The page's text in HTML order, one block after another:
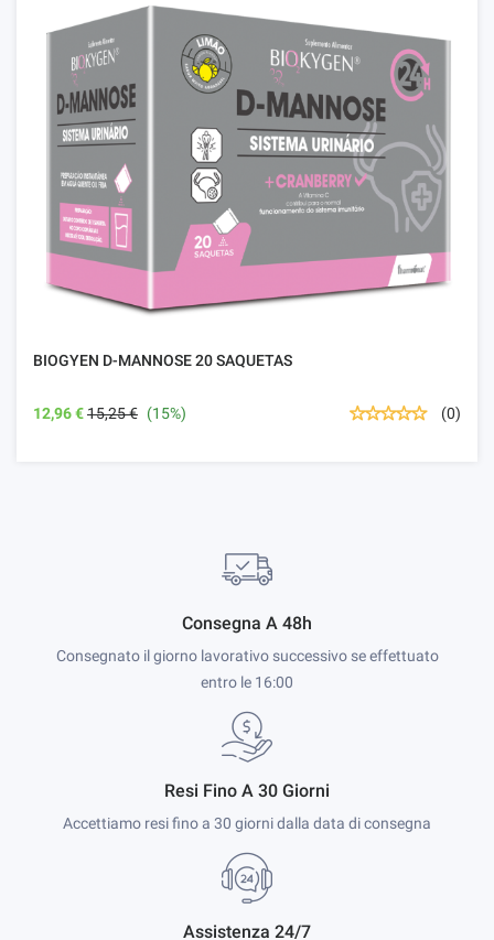
BIOGYEN D-MANNOSE 20 SAQUETAS
12,96 €15,25 € (15%) (0)
Consegna A 48h
Consegnato il giorno lavorativo successivo se effettuato
entro le 16:00
Resi Fino A 30 Giorni
Accettiamo resi fino a 30 giorni dalla data di consegna
Assistenza 24/7